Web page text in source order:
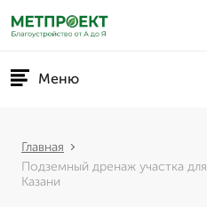
Меню
Главная
Подземный дренаж участка
Казани